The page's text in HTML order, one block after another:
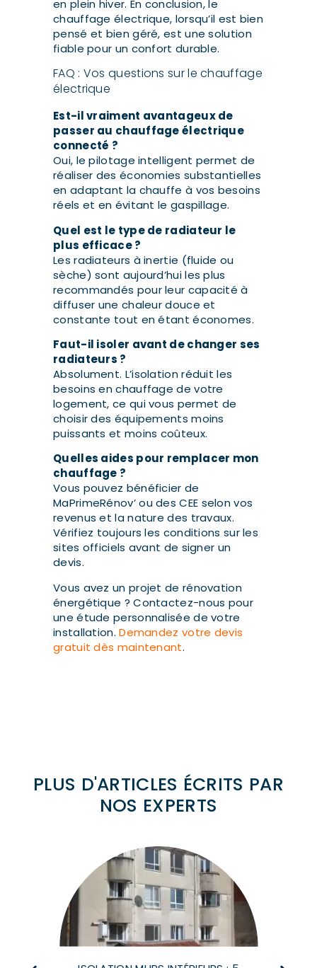
en plein hiver. En conclusion, le
chauffage électrique, lorsqu’il est bien
pensé et bien géré, est une solution
fiable pour un confort durable.
FAQ : Vos questions sur le chauffage
électrique
Est-il vraiment avantageux de
passer au chauffage électrique
connecté ?
Oui, le pilotage intelligent permet de
réaliser des économies substantielles
en adaptant la chauffe à vos besoins
réels et en évitant le gaspillage.
Quel est le type de radiateur le
plus efficace ?
Les radiateurs à inertie (fluide ou
sèche) sont aujourd’hui les plus
recommandés pour leur capacité à
diffuser une chaleur douce et
constante tout en étant économes.
Faut-il isoler avant de changer ses
radiateurs ?
Absolument. L’isolation réduit les
besoins en chauffage de votre
logement, ce qui vous permet de
choisir des équipements moins
puissants et moins coûteux.
Quelles aides pour remplacer mon
chauffage ?
Vous pouvez bénéficier de
MaPrimeRénov’ ou des CEE selon vos
revenus et la nature des travaux.
Vérifiez toujours les conditions sur les
sites officiels avant de signer un
devis.
Vous avez un projet de rénovation
énergétique ? Contactez-nous pour
une étude personnalisée de votre
installation.Demandez votre devis
gratuit dès maintenant.
PLUS D'ARTICLES ÉCRITS PAR
NOS EXPERTS